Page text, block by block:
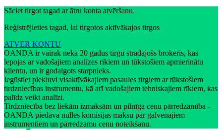
Sāciet tirgot tagad ar ātru konta atvēršanu.
Reģistrējieties tagad, lai tirgotos aktīvākajos tirgos
ATVER KONTU
OANDA ir vairāk nekā 20 gadus tirgū strādājošs brokeris, kas
lepojas ar vadošajiem analīzes rīkiem un tūkstošiem apmierinātu
klientu, un ir godalgots starpnieks.
Iegūstiet piekļuvi visaktīvākajiem pasaules tirgiem ar tūkstošiem
tirdzniecības instrumentu, kā arī vadošajiem tehniskajiem rīkiem, kas
palīdz veikt analīzi.
Tirdzniecība bez liekām izmaksām un pilnīga cenu pārredzamība -
OANDA piedāvā nulles komisijas maksu par galvenajiem
instrumentiem un pārredzamu cenu noteikšanu.